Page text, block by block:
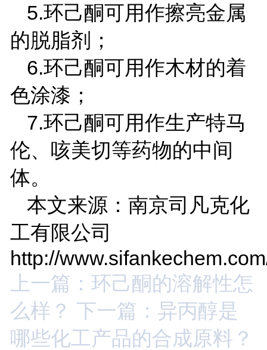
5.环己酮可用作擦亮金属
的脱脂剂；
6.环己酮可用作木材的着
色涂漆；
7.环己酮可用作生产特马
伦、咳美切等药物的中间
体。
本文来源：南京司凡克化
工有限公司
http://
上一篇：环己酮的溶解性怎
么样？ 下一篇：异丙醇是
哪些化工产品的合成原料？